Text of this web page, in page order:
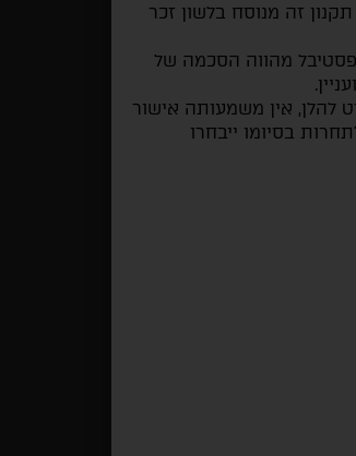
זה מנוסח בלשון זכר
מהווה הסכמה של
אין משמעותה אישור
בסיומו ייבחרו